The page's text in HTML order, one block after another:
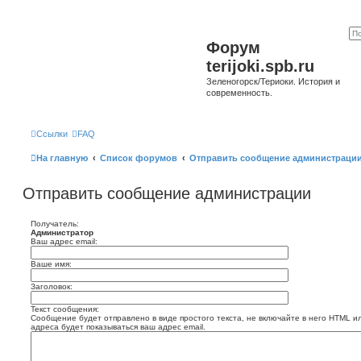
Форум
terijoki.spb.ru
Зеленогорск/Териоки. История и
современность.
Ссылки FAQ
На главную Список форумов Отправить сообщение
Отправить сообщение администрации
Получатель:
Администратор
Ваш адрес email:
Ваше имя:
Заголовок:
Текст сообщения:
Сообщение будет отправлено в виде простого текста, не включайте в него HTML
адреса будет показываться ваш адрес email.